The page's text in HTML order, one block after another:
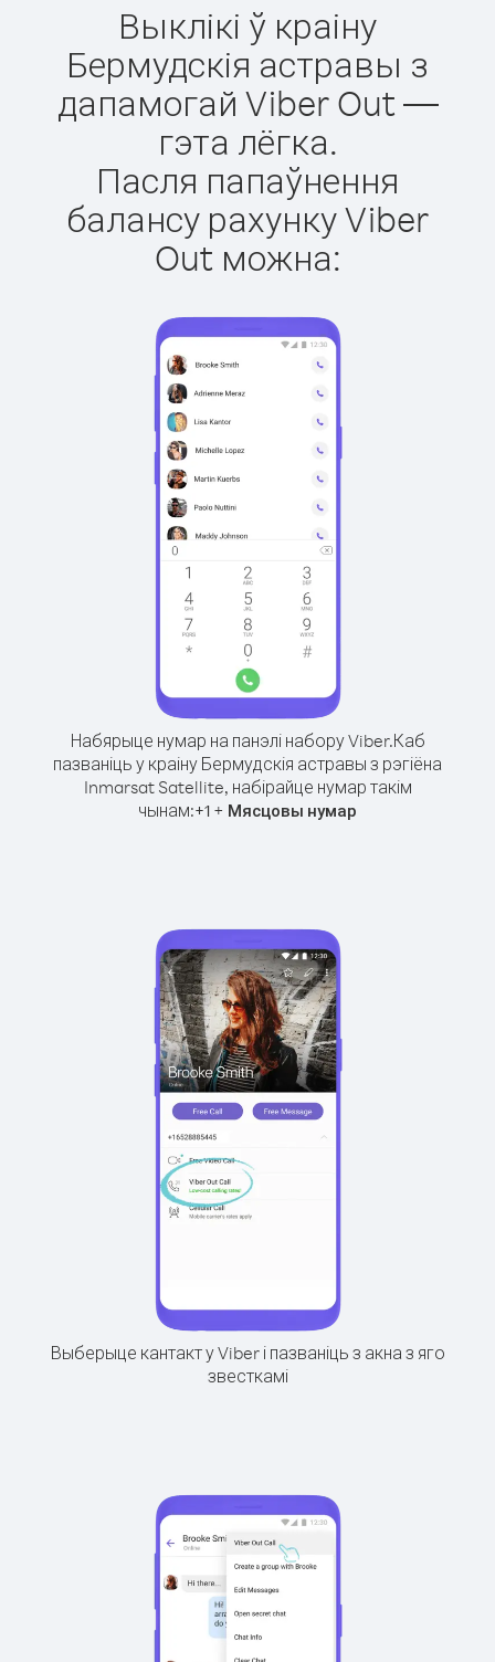
Выклікі ў краіну
Бермудскія астравы з
дапамогай Viber Out —
гэта лёгка.
Пасля папаўнення
балансу рахунку Viber
Out можна:
Набярыце нумар на панэлі набору Viber.Каб
пазваніць у краіну Бермудскія астравы з рэгіёна
Inmarsat Satellite, набірайце нумар такім
чынам:+1 + Мясцовы нумар
Выберыце кантакт у Viber і пазваніць з акна з яго
звесткамі